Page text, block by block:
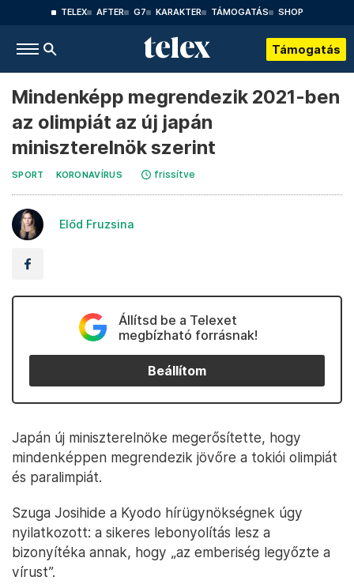
TELEX AFTER G7 KARAKTER TÁMOGATÁS SHOP
Támogatás
Mindenképp megrendezik 2021-ben
az olimpiát az új japán
miniszterelnök szerint
SPORT KORONAVÍRUS frissítve
Előd Fruzsina
Állítsd be a Telexet
megbízható forrásnak!
Beállítom
Japán új miniszterelnöke megerősítette, hogy
mindenképpen megrendezik jövőre a tokiói olimpiát
és paralimpiát.
Szuga Josihide a Kyodo hírügynökségnek úgy
nyilatkozott: a sikeres lebonyolítás lesz a
bizonyítéka annak, hogy „az emberiség legyőzte a
vírust”.